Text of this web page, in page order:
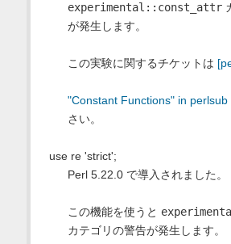
experimental::const_attr
が発生します。
この実験に関するチケットは
"Constant Functions" in perlsub
さい。
use re 'strict';
Perl 5.22.0 で導入されました。
この機能を使うと
カテゴリの警告が発生します。